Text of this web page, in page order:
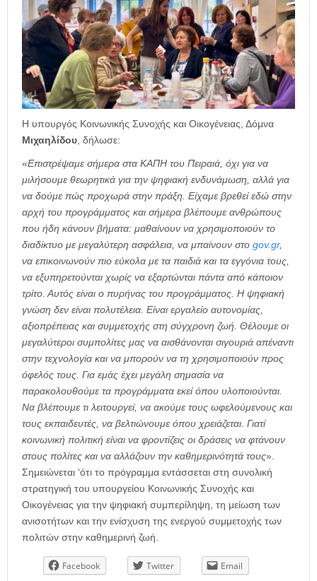
Η υπουργός Κοινωνικής Συνοχής και Οικογένειας, Δόμνα
Μιχαηλίδου , δήλωσε:
«Επιστρέψαμε σήμερα στα ΚΑΠΗ του Πειραιά, όχι για να
μιλήσουμε θεωρητικά για την ψηφιακή ενδυνάμωση, αλλά για
να δούμε πώς προχωρά στην πράξη. Είχαμε βρεθεί εδώ στην
αρχή του προγράμματος και σήμερα βλέπουμε ανθρώπους
που ήδη κάνουν βήματα: μαθαίνουν να χρησιμοποιούν το
διαδίκτυο με μεγαλύτερη ασφάλεια, να μπαίνουν στο gov.gr,
να επικοινωνούν πιο εύκολα με τα παιδιά και τα εγγόνια τους,
να εξυπηρετούνται χωρίς να εξαρτώνται πάντα από κάποιον
τρίτο. Αυτός είναι ο πυρήνας του προγράμματος. Η ψηφιακή
γνώση δεν είναι πολυτέλεια. Είναι εργαλείο αυτονομίας,
αξιοπρέπειας και συμμετοχής στη σύγχρονη ζωή. Θέλουμε οι
μεγαλύτεροι συμπολίτες μας να αισθάνονται σιγουριά απέναντι
στην τεχνολογία και να μπορούν να τη χρησιμοποιούν προς
όφελός τους. Για εμάς έχει μεγάλη σημασία να
παρακολουθούμε τα προγράμματα εκεί όπου υλοποιούνται.
Να βλέπουμε τι λειτουργεί, να ακούμε τους ωφελούμενους και
τους εκπαιδευτές, να βελτιώνουμε όπου χρειάζεται. Γιατί
κοινωνική πολιτική είναι να φροντίζεις οι δράσεις να φτάνουν
στους πολίτες και να αλλάζουν την καθημερινότητά τους».
Σημειώνεται ‘ότι το πρόγραμμα εντάσσεται στη συνολική
στρατηγική του υπουργείου Κοινωνικής Συνοχής και
Οικογένειας για την ψηφιακή συμπερίληψη, τη μείωση των
ανισοτήτων και την ενίσχυση της ενεργού συμμετοχής των
πολιτών στην καθημερινή ζωή.
Facebook Twitter Email